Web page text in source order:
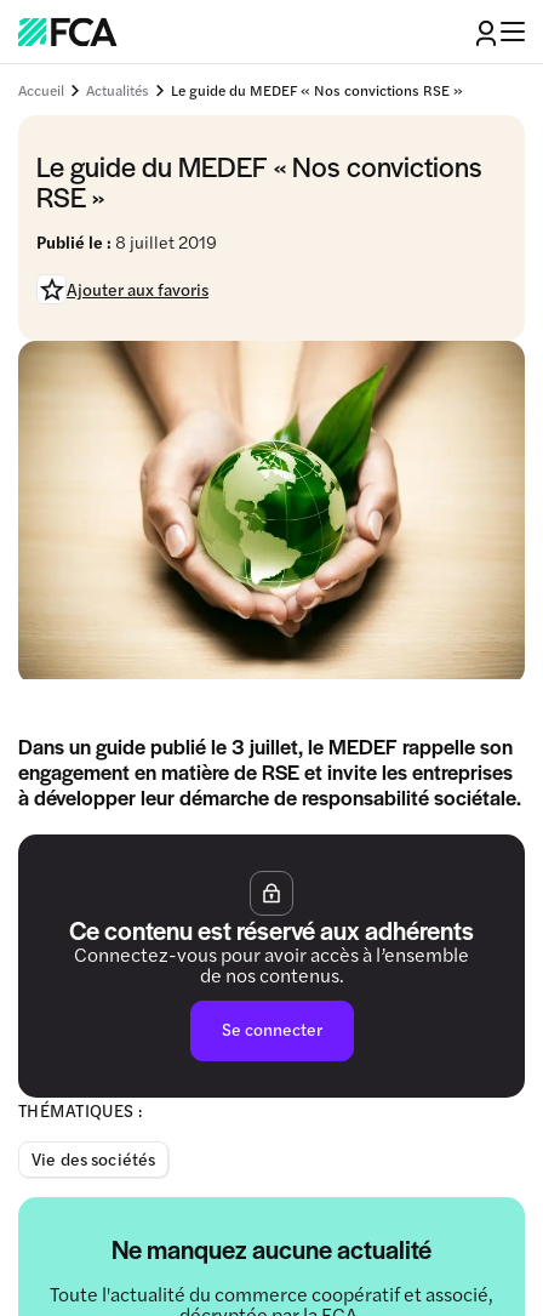
Accueil Actualités Le guide du MEDEF « Nos convictions RSE »
Le guide du MEDEF « Nos convictions
RSE »
Publié le : 8 juillet 2019
Ajouter aux favoris
THÉMATIQUES :
Vie des sociétés
Ne manquez aucune actualité
Toute l'actualité du commerce coopératif et associé,
Dans un guide publié le 3 juillet, le MEDEF rappelle son
engagement en matière de RSE et invite les entreprises
à développer leur démarche de responsabilité sociétale.
Ce contenu est réservé aux adhérents
Connectez-vous pour avoir accès à l’ensemble
de nos contenus.
Se connecter